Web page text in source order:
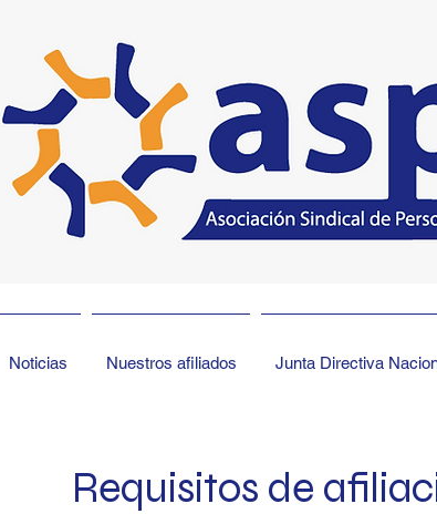
Noticias Nuestros afiliados Junta Directiva
Requisitos de